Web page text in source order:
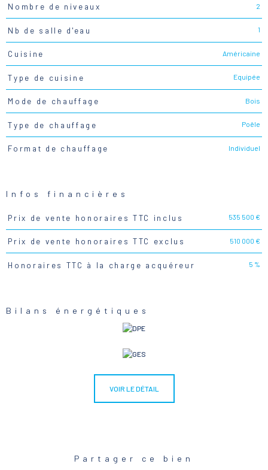
Nombre de niveaux 2
Nb de salle d'eau 1
Cuisine Américaine
Type de cuisine Equipée
Mode de chauffage Bois
Type de chauffage Poêle
Format de chauffage Individuel
Infos financières
Caractéristiques Valeurs
Prix de vente honoraires TTC inclus 535 500 €
Prix de vente honoraires TTC exclus 510 000 €
Honoraires TTC à la charge acquéreur 5 %
Bilans énergétiques
VOIR LE DÉTAIL
Partager ce bien